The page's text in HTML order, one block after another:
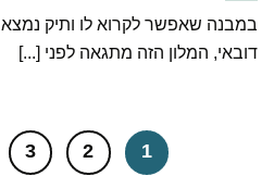
במבנה שאפשר לקרוא לו ותיק נמצא
דובאי, המלון הזה מתגאה לפני [...]
1
2
3